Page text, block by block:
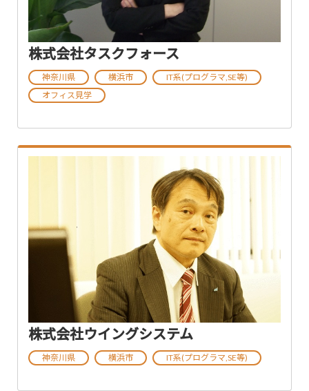
株式会社タスクフォース
神奈川県 横浜市
IT系(プログラマ,SE等)
オフィス見学
株式会社ウイングシステム
神奈川県 横浜市 IT系(プログラマ,SE等)